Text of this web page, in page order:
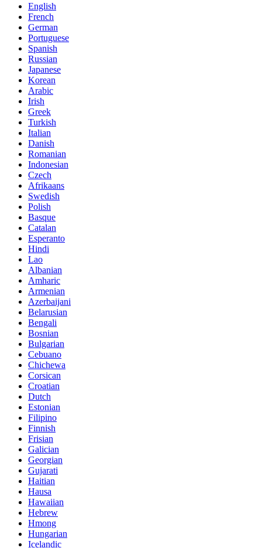
English
French
German
Portuguese
Spanish
Russian
Japanese
Korean
Arabic
Irish
Greek
Turkish
Italian
Danish
Romanian
Indonesian
Czech
Afrikaans
Swedish
Polish
Basque
Catalan
Esperanto
Hindi
Lao
Albanian
Amharic
Armenian
Azerbaijani
Belarusian
Bengali
Bosnian
Bulgarian
Cebuano
Chichewa
Corsican
Croatian
Dutch
Estonian
Filipino
Finnish
Frisian
Galician
Georgian
Gujarati
Haitian
Hausa
Hawaiian
Hebrew
Hmong
Hungarian
Icelandic